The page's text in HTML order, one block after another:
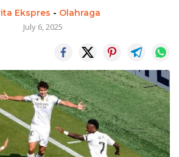
Ekspres - Olahraga
July 6, 2025